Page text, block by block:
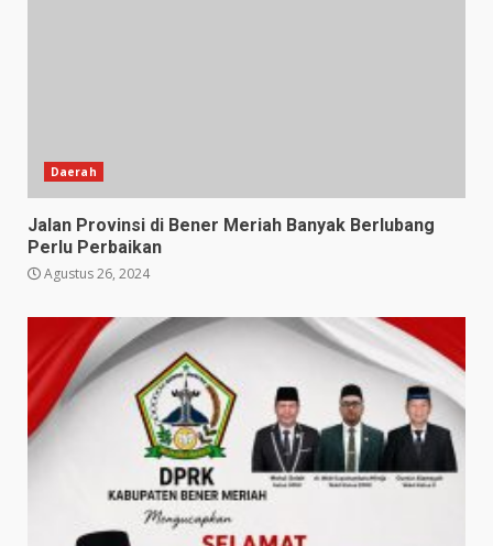
Daerah
Jalan Provinsi di Bener Meriah Banyak Berlubang
Perlu Perbaikan
Agustus 26, 2024